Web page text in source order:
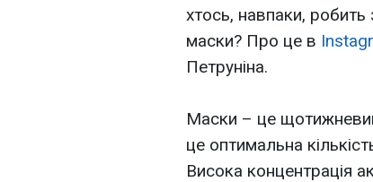
хтось, навпаки,
маски? Про це в
Петруніна.
Маски – це
це оптимальна
Висока концентрація